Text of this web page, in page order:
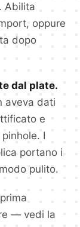
Abilita
oppure
dopo
dal plate.
aveva dati
e
I
portano i
pulito.
— vedi la